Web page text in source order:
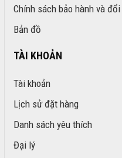
Chính sách bảo hành và
Bản đồ
TÀI KHOẢN
Tài khoản
Lịch sử đặt hàng
Danh sách yêu thích
Đại lý